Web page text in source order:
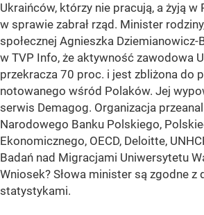
Ukraińców, którzy nie pracują, a żyją w
w sprawie zabrał rząd. Minister
społecznej Agnieszka Dziemianowicz-
w TVP Info, że aktywność zawodowa
przekracza 70 proc. i jest zbliżona do
notowanego wśród Polaków. Jej
serwis Demagog. Organizacja
Narodowego Banku Polskiego,
Ekonomicznego, OECD, Deloitte,
Badań nad Migracjami Uniwersytetu
Wniosek? Słowa minister są zgodne z
statystykami.